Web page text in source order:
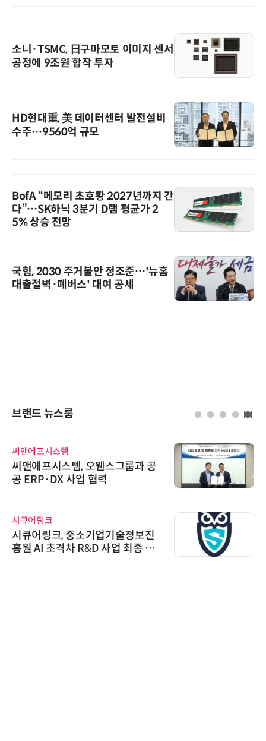
소니·TSMC, 日구마모토 이미지 센서
공정에 9조원 합작 투자
HD현대重, 美 데이터센터 발전설비
수주…9560억 규모
BofA “메모리 초호황 2027년까지 간
다”…SK하닉 3분기 D램 평균가 2
5% 상승 전망
국힘, 2030 주거불안 정조준…'뉴홈
대출절벽·폐버스' 대여 공세
브랜드 뉴스룸
씨앤에프시스템
씨앤에프시스템, 오웬스그룹과 공
공 ERP·DX 사업 협력
시큐어링크
시큐어링크, 중소기업기술정보진
흥원 AI 초격차 R&D 사업 최종 선